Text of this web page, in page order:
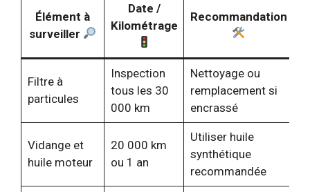
Élément à
surveiller
Date /
Kilométrage
Recommandation
Filtre à
particules
Inspection
tous les 30
000 km
Nettoyage ou
remplacement si
encrassé
Vidange et
huile moteur
20 000 km
ou 1 an
Utiliser huile
synthétique
recommandée